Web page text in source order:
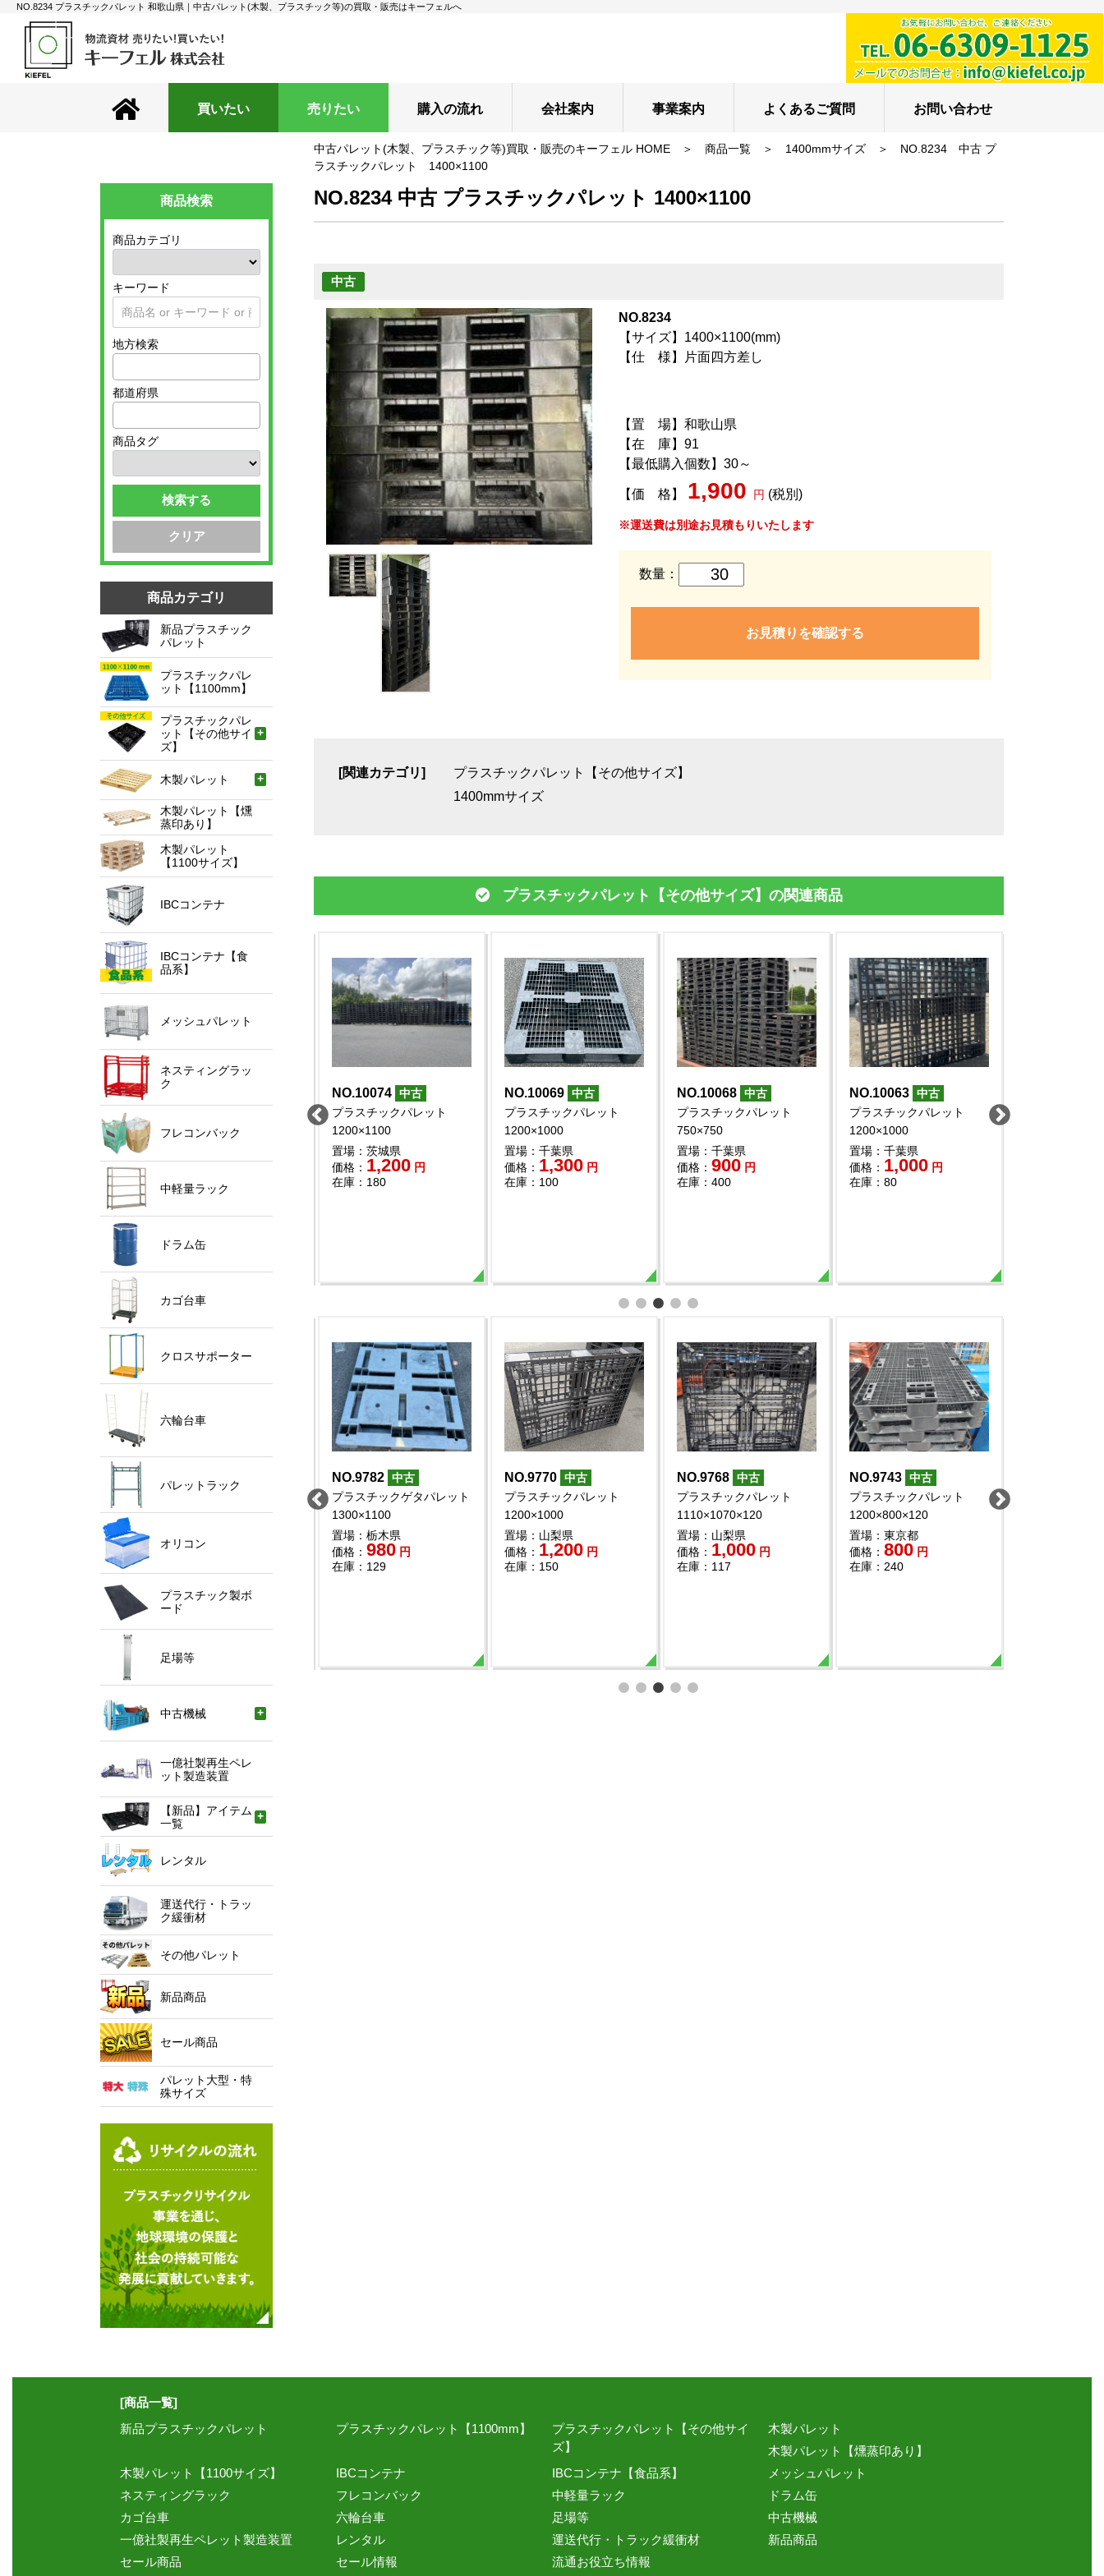
NO.8234 プラスチックパレット 和歌山県｜中古パレット(木製、プラスチック等)の買取・販売はキーフェルへ
買いたい 売りたい 購入の流れ 会社案内 事業案内 よくあるご質問 お問い合わせ
中古パレット(木製、プラスチック等)買取・販売のキーフェル HOME ＞ 商品一覧 ＞ 1400mmサイズ ＞ NO.8234 中古 プ
ラスチックパレット 1400×1100
NO.8234 中古 プラスチックパレット 1400×1100
中古
NO.8234
【サイズ】1400×1100(mm)
【仕 様】片面四方差し
【置 場】和歌山県
【在 庫】91
【最低購入個数】30～
【価 格】 1,900 円 (税別)
※運送費は別途お見積もりいたします
数量：
お見積りを確認する
[関連カテゴリ]
プラスチックパレット【その他サイズ】
1400mmサイズ
プラスチックパレット【その他サイズ】の関連商品
NO.10086
1170×1130×120
1,200
在庫：100
NO.10074 中古
プラスチックパレット
1200×1100
置場：茨城県
価格： 1,200 円
在庫：180
NO.10069 中古
プラスチックパレット
1200×1000
置場：千葉県
価格： 1,300 円
在庫：100
NO.10068 中古
プラスチックパレット
750×750
置場：千葉県
価格：900 円
在庫：400
NO.10063 中古
プラスチックパレット
1200×1000
置場：千葉県
価格： 1,000 円
在庫：80
NO.9828
1400×1100
価格： 1,400
NO.9782 中古
プラスチックゲタパレット
1300×1100
置場：栃木県
価格：980 円
在庫：129
NO.9770 中古
プラスチックパレット
1200×1000
置場：山梨県
価格： 1,200 円
在庫：150
NO.9768 中古
プラスチックパレット
1110×1070×120
置場：山梨県
価格： 1,000 円
在庫：117
NO.9743 中古
プラスチックパレット
1200×800×120
置場：東京都
価格：800 円
在庫：240
商品検索
商品カテゴリ
キーワード
地方検索
都道府県
商品タグ
検索する
クリア
商品カテゴリ
新品プラスチック
パレット
プラスチックパレ
ット【1100mm】
プラスチックパレ
ット【その他サイ
ズ】
木製パレット
木製パレット【燻
蒸印あり】
木製パレット
【1100サイズ】
IBCコンテナ
IBCコンテナ【食
品系】
メッシュパレット
ネスティングラッ
ク
フレコンバック
中軽量ラック
ドラム缶
カゴ台車
クロスサポーター
六輪台車
パレットラック
オリコン
プラスチック製ボ
ード
足場等
中古機械
一億社製再生ペレ
ット製造装置
【新品】アイテム
一覧
レンタル
運送代行・トラッ
ク緩衝材
その他パレット
新品商品
セール商品
パレット大型・特
殊サイズ
[商品一覧]
新品プラスチックパレット
プラスチックパレット【1100mm】
プラスチックパレット【その他サイ
ズ】
木製パレット
木製パレット【燻蒸印あり】
木製パレット【1100サイズ】
IBCコンテナ IBCコンテナ【食品系】
メッシュパレット
ネスティングラック
フレコンバック 中軽量ラック
ドラム缶
カゴ台車
六輪台車 足場等
中古機械
一億社製再生ペレット製造装置
レンタル 運送代行・トラック緩衝材
新品商品
セール商品
セール情報 流通お役立ち情報